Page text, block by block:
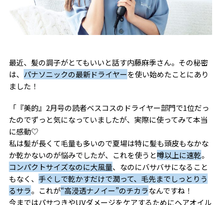
最近、髪の調子がとてもいいと話す内藤麻季さん。その秘密
は、 パナソニックの最新ドライヤーを使い始めたことにあり
ました！
「『美的』2月号の読者ベスコスのドライヤー部門で1位だっ
たのでずっと気になっていましたが、実際に使ってみて本当
に感動♡
私は髪が長くて毛量も多いので夏場は特に髪も頭皮もなかな
か乾かないのが悩みでしたが、これを使うと噂以上に速乾。
コンパクトサイズなのに大風量、なのにバサバサになること
もなく、 手ぐしで乾かすだけで潤って、毛先までしっとりう
るサラ。これが“高浸透ナノイー”のチカラなんですね！
今まではパサつきやUVダメージをケアするためにヘアオイル